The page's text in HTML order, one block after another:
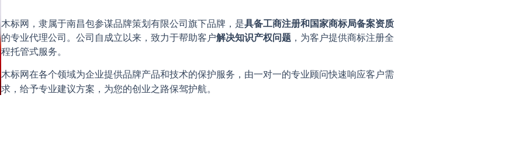
木标网，隶属于南昌包参谋品牌策划有限公司旗下品牌，是具备工商注册和国家商标局备案资质
的专业代理公司。公司自成立以来，致力于帮助客户解决知识产权问题，为客户提供商标注册全
程托管式服务。
木标网在各个领域为企业提供品牌产品和技术的保护服务，由一对一的专业顾问快速响应客户需
求，给予专业建议方案，为您的创业之路保驾护航。